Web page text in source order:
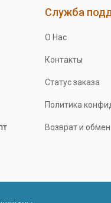
Служба
О Нас
Контакты
Статус заказа
Политика
Возврат и обмен